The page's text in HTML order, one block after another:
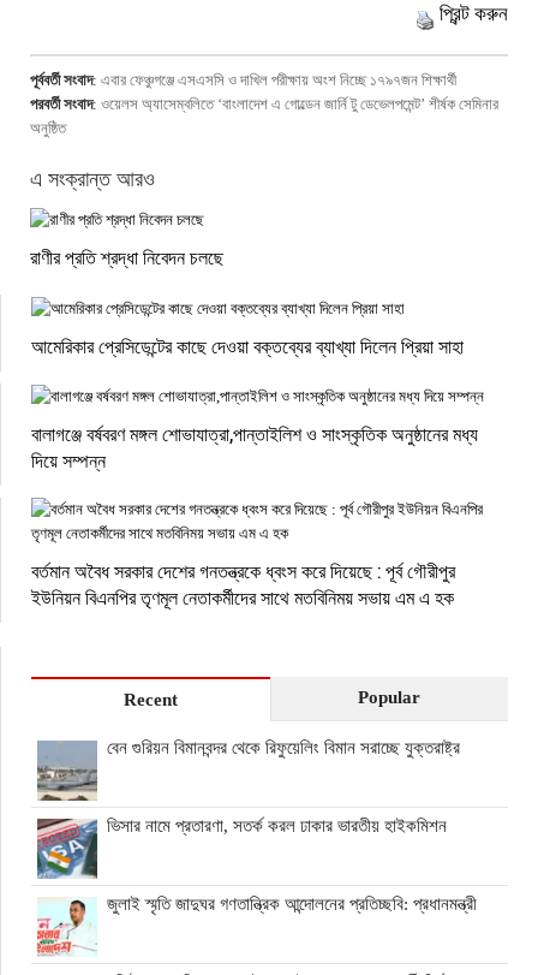
প্রিন্ট করুন
পূর্ববর্তী সংবাদ: এবার ফেঞ্চুগঞ্জে এসএসসি ও দাখিল পরীক্ষায় অংশ নিচ্ছে ১৭৯৭জন শিক্ষার্থী
পরবর্তী সংবাদ: ওয়েলস অ্যাসেম্বলিতে ‍‘বাংলাদেশ এ গোল্ডেন জার্নি টু ডেভেলপমেন্ট’ শীর্ষক সেমিনার
অনুষ্ঠিত
এ সংক্রান্ত আরও
রাণীর প্রতি শ্রদ্ধা নিবেদন চলছে
আমেরিকার প্রেসিডেন্টের কাছে দেওয়া বক্তব্যের ব্যাখ্যা দিলেন প্রিয়া সাহা
বালাগঞ্জে বর্ষবরণ মঙ্গল শোভাযাত্রা,পান্তাইলিশ ও সাংস্কৃতিক অনুষ্ঠানের মধ্য
দিয়ে সম্পন্ন
বর্তমান অবৈধ সরকার দেশের গনতন্ত্রকে ধ্বংস করে দিয়েছে : পূর্ব গৌরীপুর
ইউনিয়ন বিএনপির তৃণমূল নেতাকর্মীদের সাথে মতবিনিময় সভায় এম এ হক
Recent Popular
বেন গুরিয়ন বিমানবন্দর থেকে রিফুয়েলিং বিমান সরাচ্ছে যুক্তরাষ্ট্র
ভিসার নামে প্রতারণা, সতর্ক করল ঢাকার ভারতীয় হাইকমিশন
জুলাই স্মৃতি জাদুঘর গণতান্ত্রিক আন্দোলনের প্রতিচ্ছবি: প্রধানমন্ত্রী